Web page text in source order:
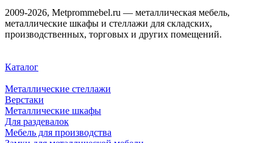
2009-2026, Metprommebel.ru — металлическая мебель,
металлические шкафы и стеллажи для складских,
производственных, торговых и других помещений.
Каталог
Металлические стеллажи
Верстаки
Металлические шкафы
Для раздевалок
Мебель для производства